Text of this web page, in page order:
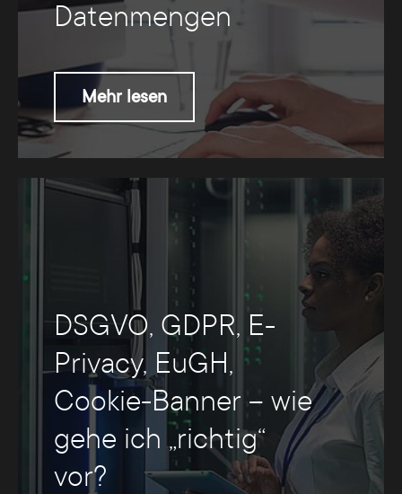
Datenmengen
Mehr lesen
DSGVO, GDPR, E-
Privacy, EuGH,
Cookie-Banner – wie
gehe ich „richtig“
vor?